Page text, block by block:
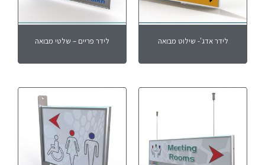
לידר אדג'- שילוט מבואה לידר פריים – שלטי מבואה